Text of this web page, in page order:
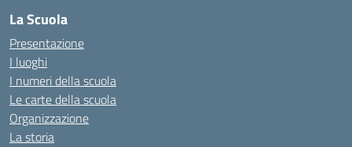
La Scuola
Presentazione
I luoghi
I numeri della scuola
Le carte della scuola
Organizzazione
La storia